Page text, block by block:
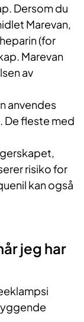
Dersom du
Marevan,
(for
Marevan
av
anvendes
De fleste med
risiko for
kan også
jeg har